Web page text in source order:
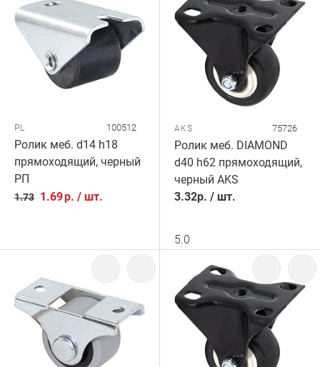
PL 100512
Ролик меб. d14 h18
прямоходящий, черный
РП
1.73 1.69р. / шт.
AKS 75726
Ролик меб. DIAMOND
d40 h62 прямоходящий,
черный AKS
3.32р. / шт.
5.0